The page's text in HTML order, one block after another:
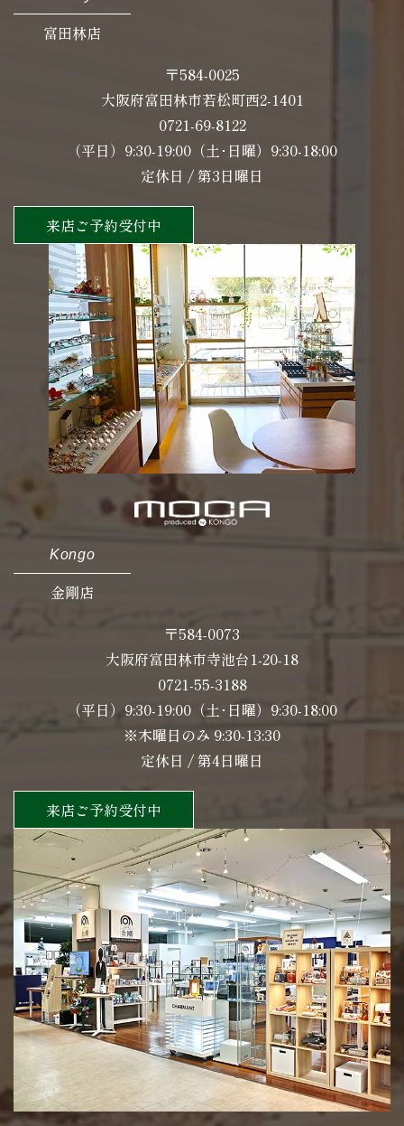
富田林店
〒584-0025
大阪府富田林市若松町西2-1401
0721-69-8122
（平日）9:30-19:00（土･日曜）9:30-18:00
定休日 / 第3日曜日
来店ご予約受付中
Kongo
金剛店
〒584-0073
大阪府富田林市寺池台1-20-18
0721-55-3188
（平日）9:30-19:00（土･日曜）9:30-18:00
※木曜日のみ 9:30-13:30
定休日 / 第4日曜日
来店ご予約受付中